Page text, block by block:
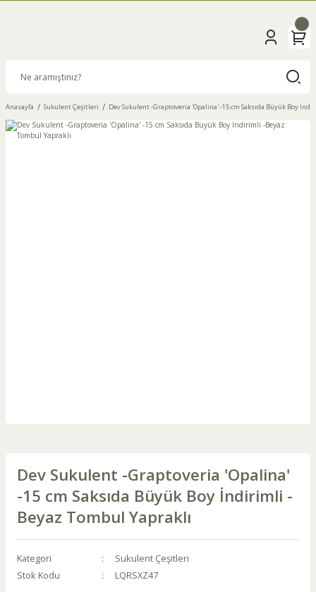
Anasayfa Sukulent Çeşitleri Dev Sukulent -Graptoveria 'Opalina' -15 cm Saksıda Büyük Boy
Dev Sukulent -Graptoveria 'Opalina'
-15 cm Saksıda Büyük Boy İndirimli -
Beyaz Tombul Yapraklı
Kategori
Sukulent Çeşitleri
Stok Kodu
LQRSXZ47